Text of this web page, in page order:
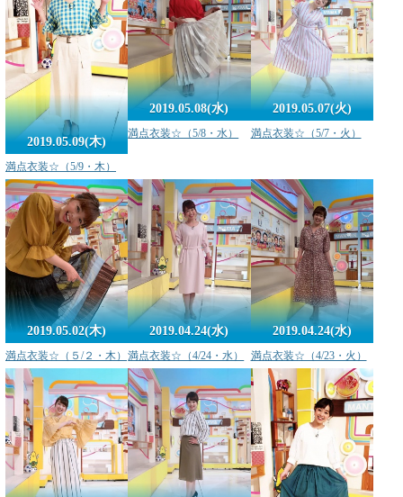
2019.05.09(木)
満点衣装☆（5/9・木）
2019.05.08(水)
満点衣装☆（5/8・水）
2019.05.07(火)
満点衣装☆（5/7・火）
2019.05.02(木)
満点衣装☆（５/２・木）
2019.04.24(水)
満点衣装☆（4/24・水）
2019.04.24(水)
満点衣装☆（4/23・火）